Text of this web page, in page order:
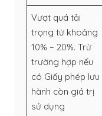
Vượt quá tải
trọng từ khoảng
10% – 20%. Trừ
trường hợp nếu
có Giấy phép lưu
hành còn giá trị
sử dụng